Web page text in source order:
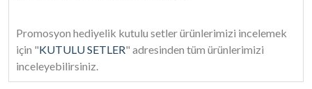
Promosyon hediyelik kutulu setler ürünlerimizi incelemek
için "KUTULU SETLER" adresinden tüm ürünlerimizi
inceleyebilirsiniz.